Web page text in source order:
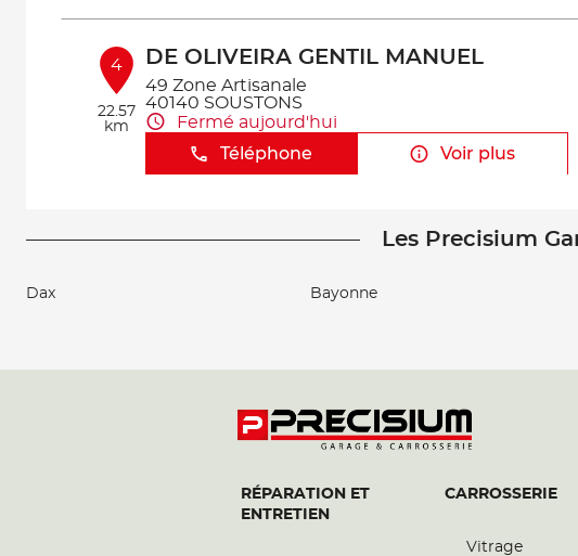
4
22.57
km
DE OLIVEIRA GENTIL MANUEL
49 Zone Artisanale
40140 SOUSTONS
Fermé aujourd'hui
Téléphone
Voir plus
GARAGE CASTERA
64270 CARRESSE CASSABER
Fermé actuellement
Les Precisium
Dax Bayonne
RÉPARATION ET
ENTRETIEN
CARROSSERIE
Vitrage